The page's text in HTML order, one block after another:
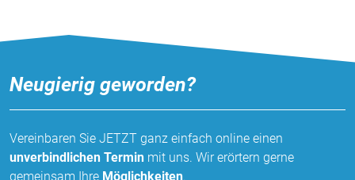
Neugierig geworden?
Vereinbaren Sie JETZT ganz einfach online einen
unverbindlichen Termin mit uns. Wir erörtern gerne
gemeinsam Ihre Möglichkeiten.